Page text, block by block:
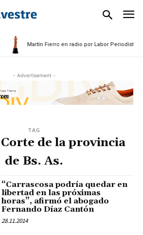
Martín Fierro en radio por Labor Periodística
- Advertisement -
TAG
de la provincia
de Bs. As.
“Carrascosa podría quedar en
libertad en las próximas
horas”, afirmó el abogado
Fernando Díaz Cantón
28.11.2014